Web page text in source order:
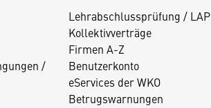
/
Lehrabschlussprüfung / LAP
Kollektivverträge
Firmen A-Z
Benutzerkonto
eServices der WKO
Betrugswarnungen